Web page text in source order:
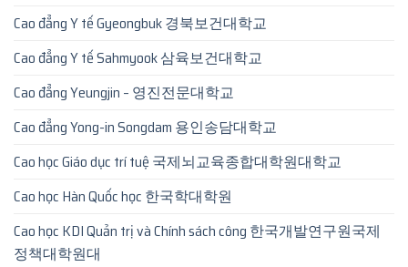
Cao đẳng Y tế Gyeongbuk 경북보건대학교
Cao đẳng Y tế Sahmyook 삼육보건대학교
Cao đẳng Yeungjin – 영진전문대학교
Cao đẳng Yong-in Songdam 용인송담대학교
Cao học Giáo dục trí tuệ 국제뇌교육종합대학원대학교
Cao học Hàn Quốc học 한국학대학원
Cao học KDI Quản trị và Chính sách công 한국개발연구원국제
정책대학원대